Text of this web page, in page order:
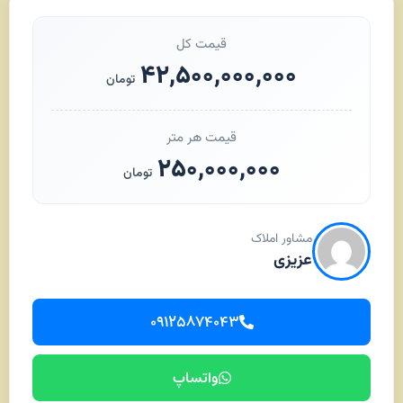
قیمت کل
۴۲,۵۰۰,۰۰۰,۰۰۰ تومان
قیمت هر متر
۲۵۰,۰۰۰,۰۰۰ تومان
مشاور املاک
عزیزی
۰۹۱۲۵۸۷۴۰۴۳
واتساپ